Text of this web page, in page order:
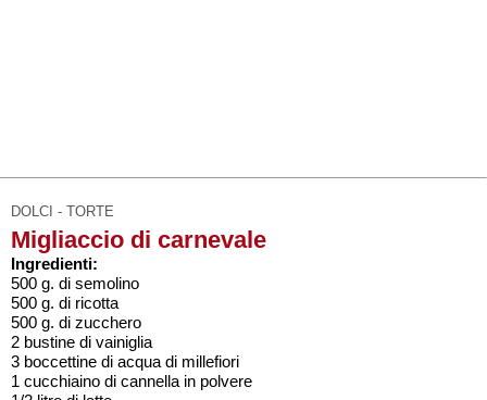
DOLCI - TORTE
Migliaccio di carnevale
Ingredienti:
500 g. di semolino
500 g. di ricotta
500 g. di zucchero
2 bustine di vainiglia
3 boccettine di acqua di millefiori
1 cucchiaino di cannella in polvere